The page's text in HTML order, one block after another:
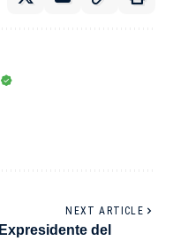
NEXT ARTICLE
Expresidente del